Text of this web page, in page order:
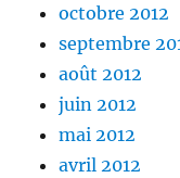
octobre 2012
septembre
août 2012
juin 2012
mai 2012
avril 2012